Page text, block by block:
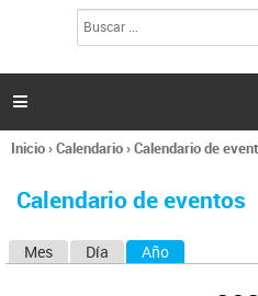
l
s

Se
usted
Inicio›Calendario›Calendario de
Calendario de eventos
Mes Día Año